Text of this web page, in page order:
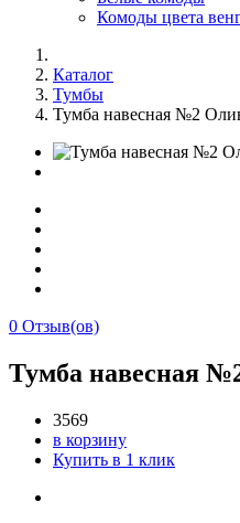
Комоды цвета
Каталог
Тумбы
Тумба навесная №2
0 Отзыв(ов)
Тумба навесная
3569
в корзину
Купить в 1 клик